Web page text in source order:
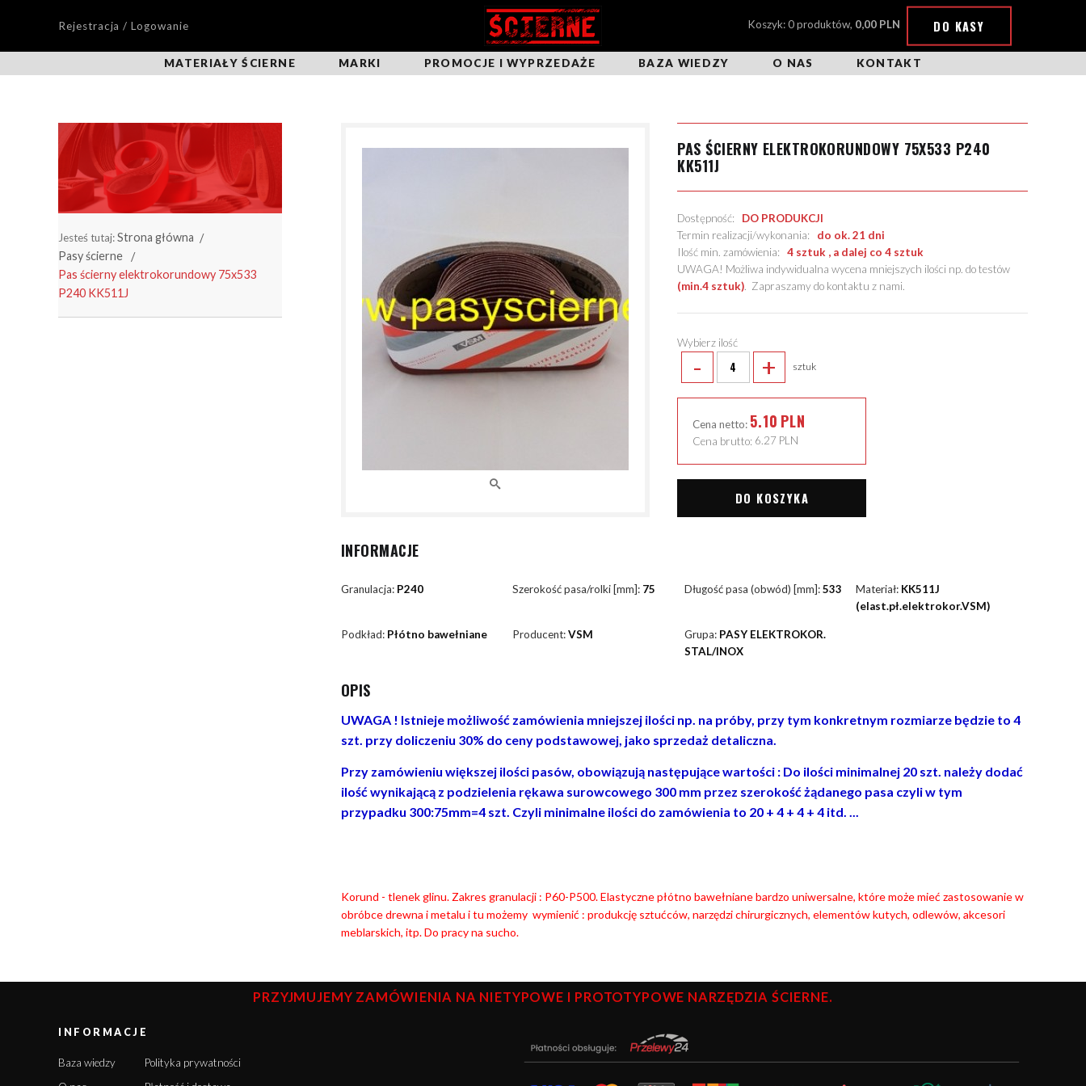
Rejestracja / Logowanie Koszyk: 0 produktów, 0,00 PLN DO KASY
MATERIAŁY ŚCIERNE MARKI PROMOCJE I WYPRZEDAŻE BAZA WIEDZY O NAS KONTAKT
Jesteś tutaj:Strona główna
Pasy ścierne
Pas ścierny elektrokorundowy 75x533
P240 KK511J
PAS ŚCIERNY ELEKTROKORUNDOWY 75X533 P240
KK511J
Dostępność: DO PRODUKCJI
Termin realizacji/wykonania: do ok. 21 dni
Ilość min. zamówienia:4 sztuk , a dalej co 4 sztuk
UWAGA! Możliwa indywidualna wycena mniejszych ilości np. do testów
(min.4 sztuk). Zapraszamy do kontaktu z nami.
Wybierz ilość
- + sztuk
Cena netto: 5.10 PLN
Cena brutto: 6.27 PLN
DO KOSZYKA
INFORMACJE
Granulacja: P240 Szerokość pasa/rolki [mm]: 75 Długość pasa (obwód) [mm]:533 Materiał: KK511J
(elast.pł.elektrokor.VSM)
Podkład: Płótno bawełniane Producent:VSM Grupa: PASY ELEKTROKOR.
STAL/INOX
OPIS
UWAGA ! Istnieje możliwość zamówienia mniejszej ilości np. na próby, przy tym konkretnym rozmiarze będzie to 4
szt. przy doliczeniu 30% do ceny podstawowej, jako sprzedaż detaliczna.
Przy zamówieniu większej ilości pasów, obowiązują następujące wartości : Do ilości minimalnej 20 szt. należy dodać
ilość wynikającą z podzielenia rękawa surowcowego 300 mm przez szerokość żądanego pasa czyli w tym
przypadku 300:75mm=4 szt. Czyli minimalne ilości do zamówienia to 20 + 4 + 4 + 4 itd. ...
Korund - tlenek glinu. Zakres granulacji : P60-P500. Elastyczne płótno bawełniane bardzo uniwersalne, które może mieć zastosowanie w
obróbce drewna i metalu i tu możemy wymienić : produkcję sztućców, narzędzi chirurgicznych, elementów kutych, odlewów, akcesori
meblarskich, itp. Do pracy na sucho.
PRZYJMUJEMY ZAMÓWIENIA NA NIETYPOWE I PROTOTYPOWE NARZĘDZIA ŚCIERNE.
INFORMACJE
Baza wiedzy
Polityka prywatności